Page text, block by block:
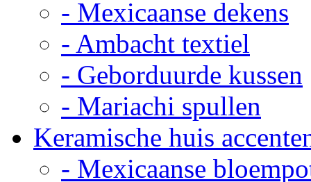
- Mexicaanse dekens
- Ambacht textiel
- Geborduurde kussen
- Mariachi spullen
Keramische huis
- Mexicaanse